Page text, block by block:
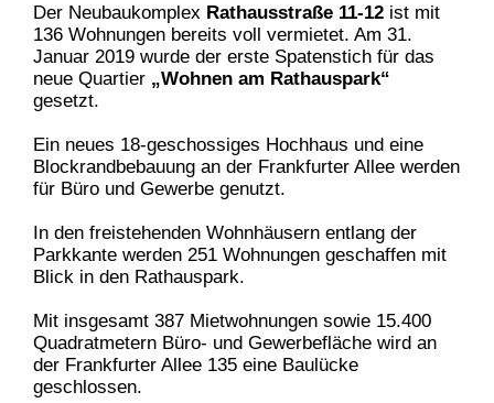
Der Neubaukomplex Rathausstraße 11-12 ist mit
136 Wohnungen bereits voll vermietet. Am 31.
Januar 2019 wurde der erste Spatenstich für das
neue Quartier „Wohnen am Rathauspark“
gesetzt.
Ein neues 18-geschossiges Hochhaus und eine
Blockrandbebauung an der Frankfurter Allee werden
für Büro und Gewerbe genutzt.
In den freistehenden Wohnhäusern entlang der
Parkkante werden 251 Wohnungen geschaffen mit
Blick in den Rathauspark.
Mit insgesamt 387 Mietwohnungen sowie 15.400
Quadratmetern Büro- und Gewerbefläche wird an
der Frankfurter Allee 135 eine Baulücke
geschlossen.